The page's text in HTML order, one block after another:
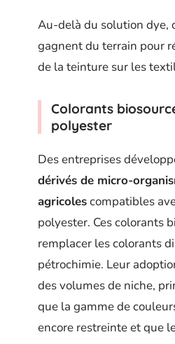
Au-delà du solution dye,
gagnent du terrain pour
de la teinture sur les
Colorants
polyester
Des entreprises
dérivés de micro-
agricolescompatibles
polyester. Ces colorants
remplacer les colorants
pétrochimie. Leur
des volumes de niche,
que la gamme de
encore restreinte et que